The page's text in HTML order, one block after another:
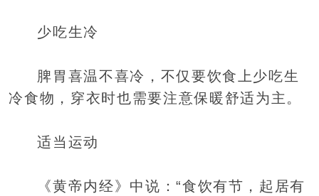
少吃生冷
脾胃喜温不喜冷，不仅要饮食上少吃生
冷食物，穿衣时也需要注意保暖舒适为主。
适当运动
《黄帝内经》中说：“食饮有节，起居有